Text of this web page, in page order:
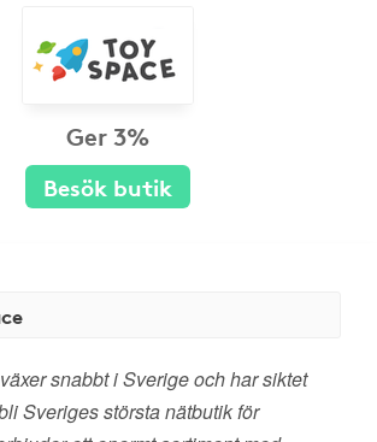
Ger 3%
Besök butik
snabbt i Sverige och har siktet
Sveriges största nätbutik för